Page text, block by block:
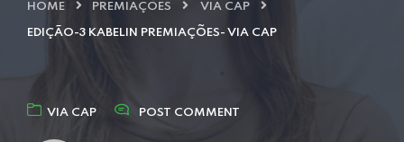
HOME PREMIAÇÕES VIA CAP
EDIÇÃO-3 KABELIN PREMIAÇÕES- VIA CAP
VIA CAP POST COMMENT